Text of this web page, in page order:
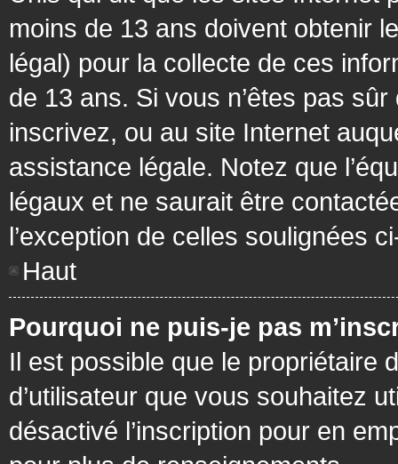
moins de 13 ans doivent obtenir
légal) pour la collecte de ces
de 13 ans. Si vous n’êtes pas
inscrivez, ou au site Internet
assistance légale. Notez que
légaux et ne saurait être
l’exception de celles soulignées
Haut
Pourquoi ne puis-je pas
Il est possible que le propriétaire
d’utilisateur que vous souhaitez
désactivé l’inscription pour en